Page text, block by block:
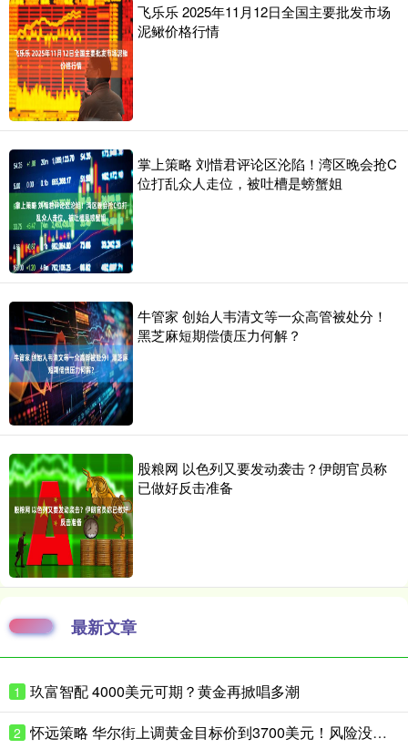
飞乐乐 2025年11月12日全国主要批发市场
泥鳅价格行情
掌上策略 刘惜君评论区沦陷！湾区晚会抢C
位打乱众人走位，被吐槽是螃蟹姐
牛管家 创始人韦清文等一众高管被处分！
黑芝麻短期偿债压力何解？
股粮网 以色列又要发动袭击？伊朗官员称
已做好反击准备
最新文章
1 玖富智配 4000美元可期？黄金再掀唱多潮
2 怀远策略 华尔街上调黄金目标价到3700美元！风险没这么快消停